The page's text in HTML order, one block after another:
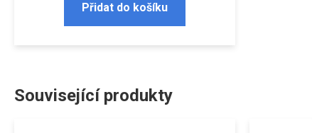
Přidat do košíku
Související produkty